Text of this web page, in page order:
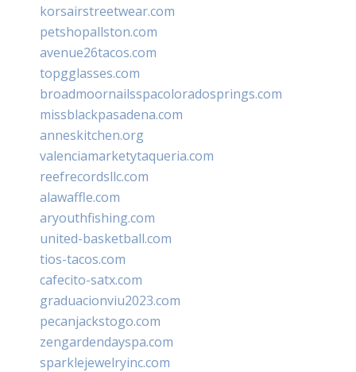
korsairstreetwear.com
petshopallston.com
avenue26tacos.com
topgglasses.com
broadmoornailsspacoloradosprings.com
missblackpasadena.com
anneskitchen.org
valenciamarketytaqueria.com
reefrecordsllc.com
alawaffle.com
aryouthfishing.com
united-basketball.com
tios-tacos.com
cafecito-satx.com
graduacionviu2023.com
pecanjackstogo.com
zengardendayspa.com
sparklejewelryinc.com